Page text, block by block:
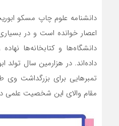
دانشنامه علوم چاپ مسکو
اعصار خوانده است و در
دانشگاه­‌ها و کتابخانه‌ها
داده­‌اند. در هزارمین سال تولد
تمبرهایی برای بزرگداشت
مقام والای این شخصیت علمی